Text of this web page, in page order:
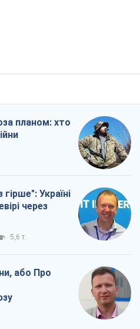
планом: хто
Україні
через
5,6 т.
або Про